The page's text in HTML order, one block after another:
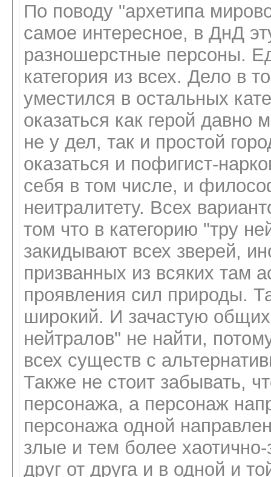
По поводу "архетипа
самое интересное, в ДнД
разношерстные персоны.
категория из всех. Дело в
уместился в остальных
оказаться как герой
не у дел, так и простой
оказаться и пофигист-
себя в том числе, и
неитралитету. Всех
том что в категорию "тру
закидывают всех зверей,
призванных из всяких там
проявления сил природы.
широкий. И зачастую
нейтралов" не найти,
всех существ с
Также не стоит забывать,
персонажа, а персонаж
персонажа одной
злые и тем более
друг от друга и в одной и